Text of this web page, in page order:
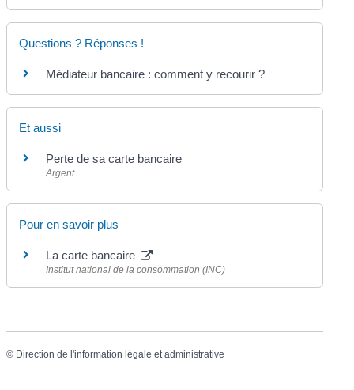
Questions ? Réponses !
Médiateur bancaire : comment y recourir ?
Et aussi
Perte de sa carte bancaire
Argent
Pour en savoir plus
La carte bancaire
Institut national de la consommation (INC)
© Direction de l'information légale et administrative